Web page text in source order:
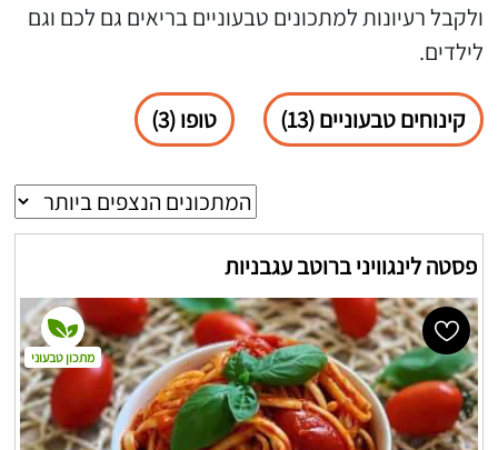
ולקבל רעיונות למתכונים טבעוניים בריאים גם לכם וגם
לילדים.
קינוחים טבעוניים (13) טופו (3)
פסטה לינגוויני ברוטב עגבניות
מתכון טבעוני